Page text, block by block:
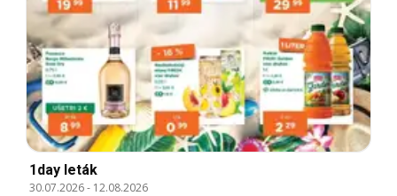
1day leták
30.07.2026- 12.08.2026